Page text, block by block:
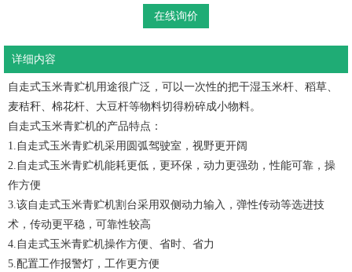
在线询价
详细内容
自走式玉米青贮机用途很广泛，可以一次性的把干湿玉米杆、稻草、
麦秸秆、棉花杆、大豆杆等物料切得粉碎成小物料。
自走式玉米青贮机的产品特点：
1.自走式玉米青贮机采用圆弧驾驶室，视野更开阔
2.自走式玉米青贮机能耗更低，更环保，动力更强劲，性能可靠，操
作方便
3.该自走式玉米青贮机割台采用双侧动力输入，弹性传动等选进技
术，传动更平稳，可靠性较高
4.自走式玉米青贮机操作方便、省时、省力
5.配置工作报警灯，工作更方便